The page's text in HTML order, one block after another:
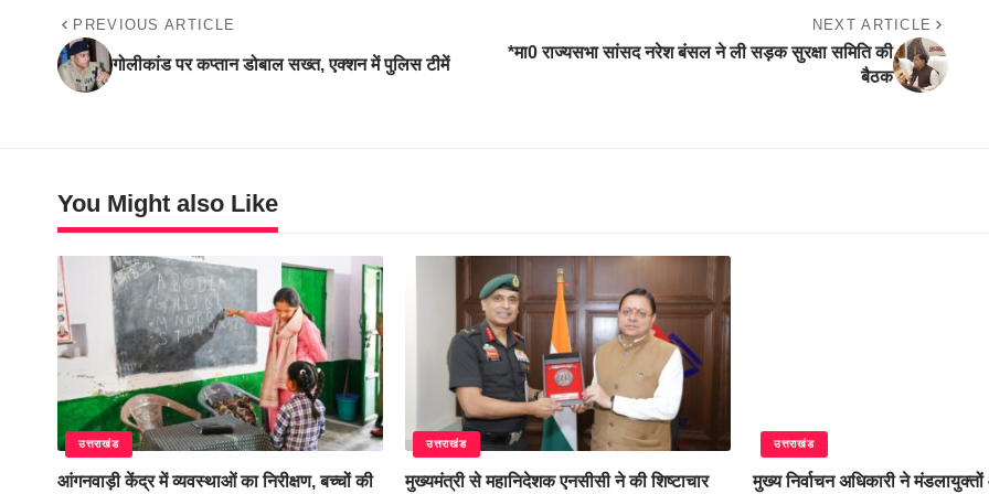
PREVIOUS ARTICLE
गोलीकांड पर कप्तान डोबाल सख्त, एक्शन में पुलिस टीमें
NEXT ARTICLE
*मा0 राज्यसभा सांसद नरेश बंसल ने ली सड़क सुरक्षा समिति की
बैठक
You Might also Like
उत्तराखंड
‎आंगनवाड़ी केंद्र में व्यवस्थाओं का निरीक्षण, बच्चों की
उत्तराखंड
मुख्यमंत्री से महानिदेशक एनसीसी ने की शिष्टाचार
उत्तराखंड
मुख्य निर्वाचन अधिकारी ने